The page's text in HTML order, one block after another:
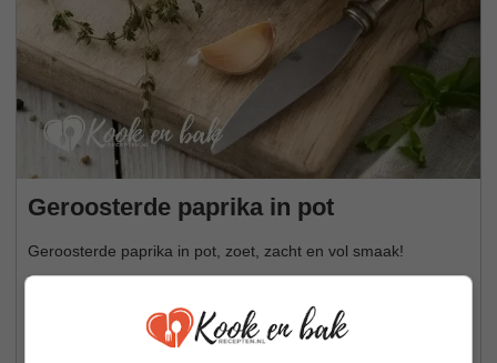
Geroosterde paprika in pot
Geroosterde paprika in pot, zoet, zacht en vol smaak!
Makkelijk recept voor in de koelkast met oven- of airfryer-optie.
Bekijk het recept: